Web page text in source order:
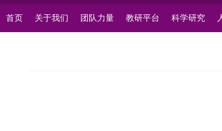
首页 关于我们 团队力量 教研平台 科学研究